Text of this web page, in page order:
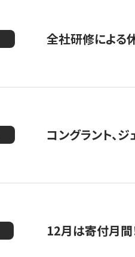
全社研修による
コングラント、
12月は寄付月間